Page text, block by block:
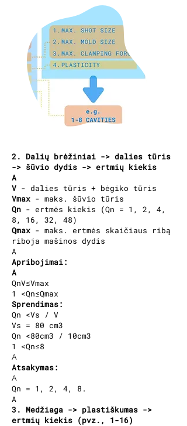
2. Dalių brėžiniai -> dalies tūris
-> šūvio dydis -> ertmių kiekis
A
V - dalies tūris + bėgiko tūris
Vmax - maks. šūvio tūris
Qn - ertmės kiekis (Qn = 1, 2, 4,
8, 16, 32, 48)
Qmax - maks. ertmės skaičiaus ribą
riboja mašinos dydis
A
Apribojimai:
A
QnV≤Vmax
1 <Qn≤Qmax
Sprendimas:
Qn <Vs / V
Vs = 80 cm3
Qn <80cm3 / 10cm3
1 <Qn≤8
A
Atsakymas:
A
Qn = 1, 2, 4, 8.
A
3. Medžiaga -> plastiškumas ->
ertmių kiekis (pvz., 1-16)